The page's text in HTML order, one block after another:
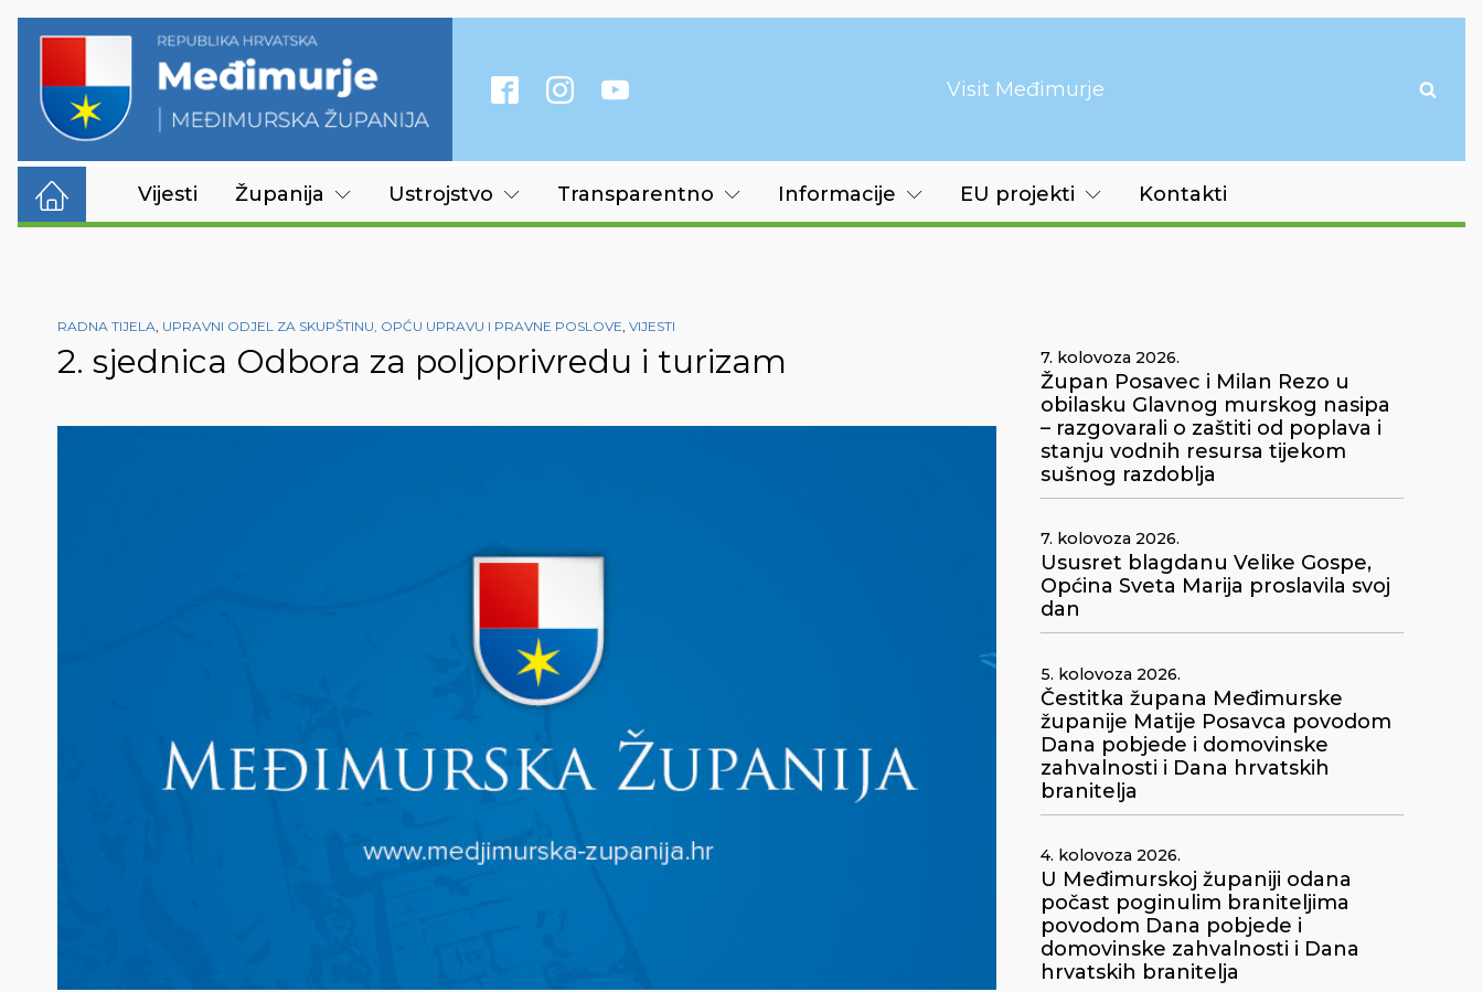
Visit Međimurje
Vijesti Županija Ustrojstvo Transparentno Informacije EU projekti Kontakti
RADNA TIJELA, UPRAVNI ODJEL ZA SKUPŠTINU, OPĆU UPRAVU I PRAVNE POSLOVE, VIJESTI
2. sjednica Odbora za poljoprivredu i turizam 7. kolovoza 2026.
Župan Posavec i Milan Rezo u
obilasku Glavnog murskog nasipa
– razgovarali o zaštiti od poplava i
stanju vodnih resursa tijekom
sušnog razdoblja
7. kolovoza 2026.
Ususret blagdanu Velike Gospe,
Općina Sveta Marija proslavila svoj
dan
5. kolovoza 2026.
Čestitka župana Međimurske
županije Matije Posavca povodom
Dana pobjede i domovinske
zahvalnosti i Dana hrvatskih
branitelja
4. kolovoza 2026.
U Međimurskoj županiji odana
počast poginulim braniteljima
povodom Dana pobjede i
domovinske zahvalnosti i Dana
hrvatskih branitelja